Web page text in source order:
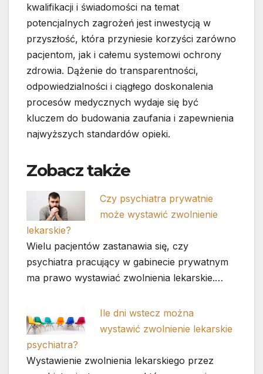
kwalifikacji i świadomości na temat
potencjalnych zagrożeń jest inwestycją w
przyszłość, która przyniesie korzyści zarówno
pacjentom, jak i całemu systemowi ochrony
zdrowia. Dążenie do transparentności,
odpowiedzialności i ciągłego doskonalenia
procesów medycznych wydaje się być
kluczem do budowania zaufania i zapewnienia
najwyższych standardów opieki.
Zobacz także
Czy psychiatra prywatnie
może wystawić zwolnienie
lekarskie?
Wielu pacjentów zastanawia się, czy
psychiatra pracujący w gabinecie prywatnym
ma prawo wystawiać zwolnienia lekarskie.…
Ile dni wstecz można
wystawić zwolnienie lekarskie
psychiatra?
Wystawienie zwolnienia lekarskiego przez